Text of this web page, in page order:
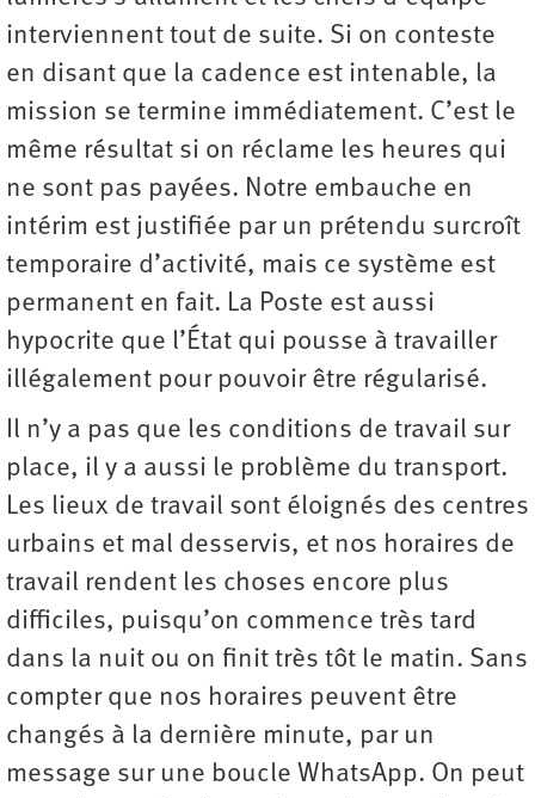
interviennent tout de suite. Si on conteste
en disant que la cadence est intenable, la
mission se termine immédiatement. C’est le
même résultat si on réclame les heures qui
ne sont pas payées. Notre embauche en
intérim est justifiée par un prétendu surcroît
temporaire d’activité, mais ce système est
permanent en fait. La Poste est aussi
hypocrite que l’État qui pousse à travailler
illégalement pour pouvoir être régularisé.
Il n’y a pas que les conditions de travail sur
place, il y a aussi le problème du transport.
Les lieux de travail sont éloignés des centres
urbains et mal desservis, et nos horaires de
travail rendent les choses encore plus
difficiles, puisqu’on commence très tard
dans la nuit ou on finit très tôt le matin. Sans
compter que nos horaires peuvent être
changés à la dernière minute, par un
message sur une boucle WhatsApp. On peut